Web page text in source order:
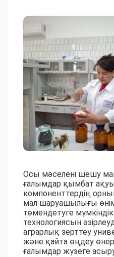
Осы мәселені шешу
ғалымдар қымбат
компоненттердің
мал шаруашылығы
төмендетуге
технологиясын
аграрлық зерттеу
және қайта өңдеу
ғалымдар жүзеге